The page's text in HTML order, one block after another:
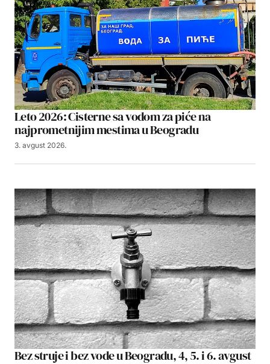
Leto 2026: Cisterne sa vodom za piće na
najprometnijim mestima u Beogradu
3. avgust 2026.
Bez struje i bez vode u Beogradu, 4, 5. i 6. avgust